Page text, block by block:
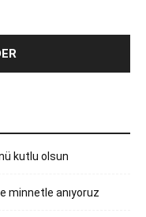
kutlu olsun
minnetle anıyoruz